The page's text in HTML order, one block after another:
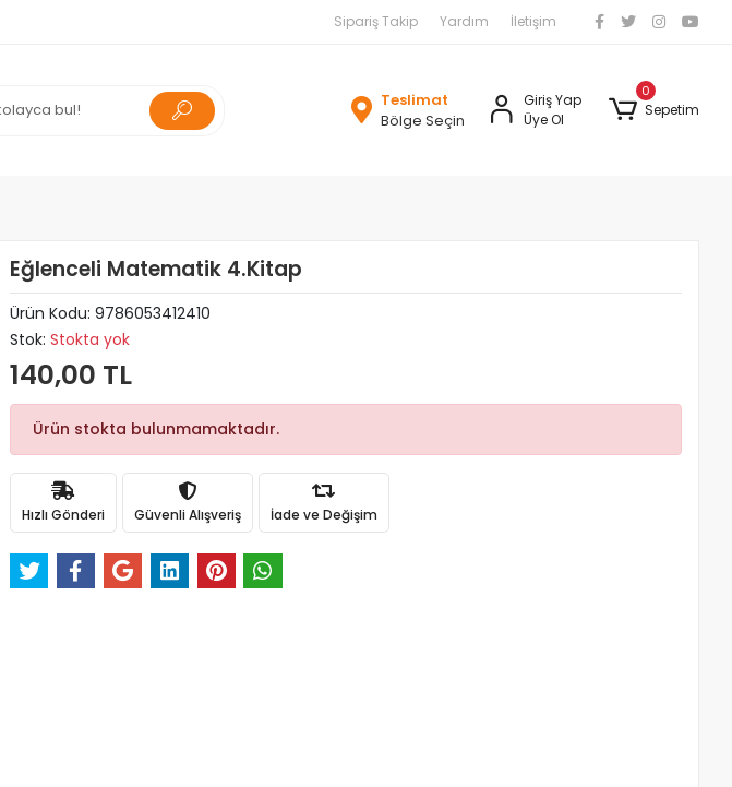
Sipariş Takip Yardım İletişim
Teslimat
Bölge Seçin
Giriş Yap
Üye Ol
0
Sepetim
Eğlenceli Matematik 4.Kitap
Ürün Kodu: 9786053412410
Stok: Stokta yok
140,00 TL
Ürün stokta bulunmamaktadır.
Hızlı Gönderi Güvenli Alışveriş İade ve Değişim